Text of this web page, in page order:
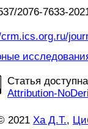
2076-7633-
Статья
Attribution-
2021 Ха Д.Т.,